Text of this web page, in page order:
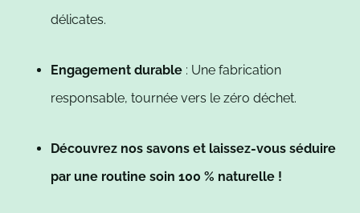
délicates.
Engagement durable : Une fabrication
responsable, tournée vers le zéro déchet.
Découvrez nos savons et laissez-vous séduire
par une routine soin 100 % naturelle !